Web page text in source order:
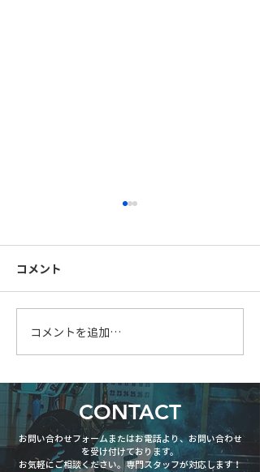
FB手摺製作中
コメント
コメントを追加…
CONTACT
お問い合わせフォームまたはお電話より、お問い合わせ
を受け付けております。
お気軽にご相談ください。専門スタッフが対応します！